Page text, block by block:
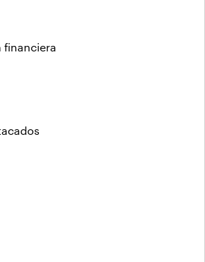
financiera